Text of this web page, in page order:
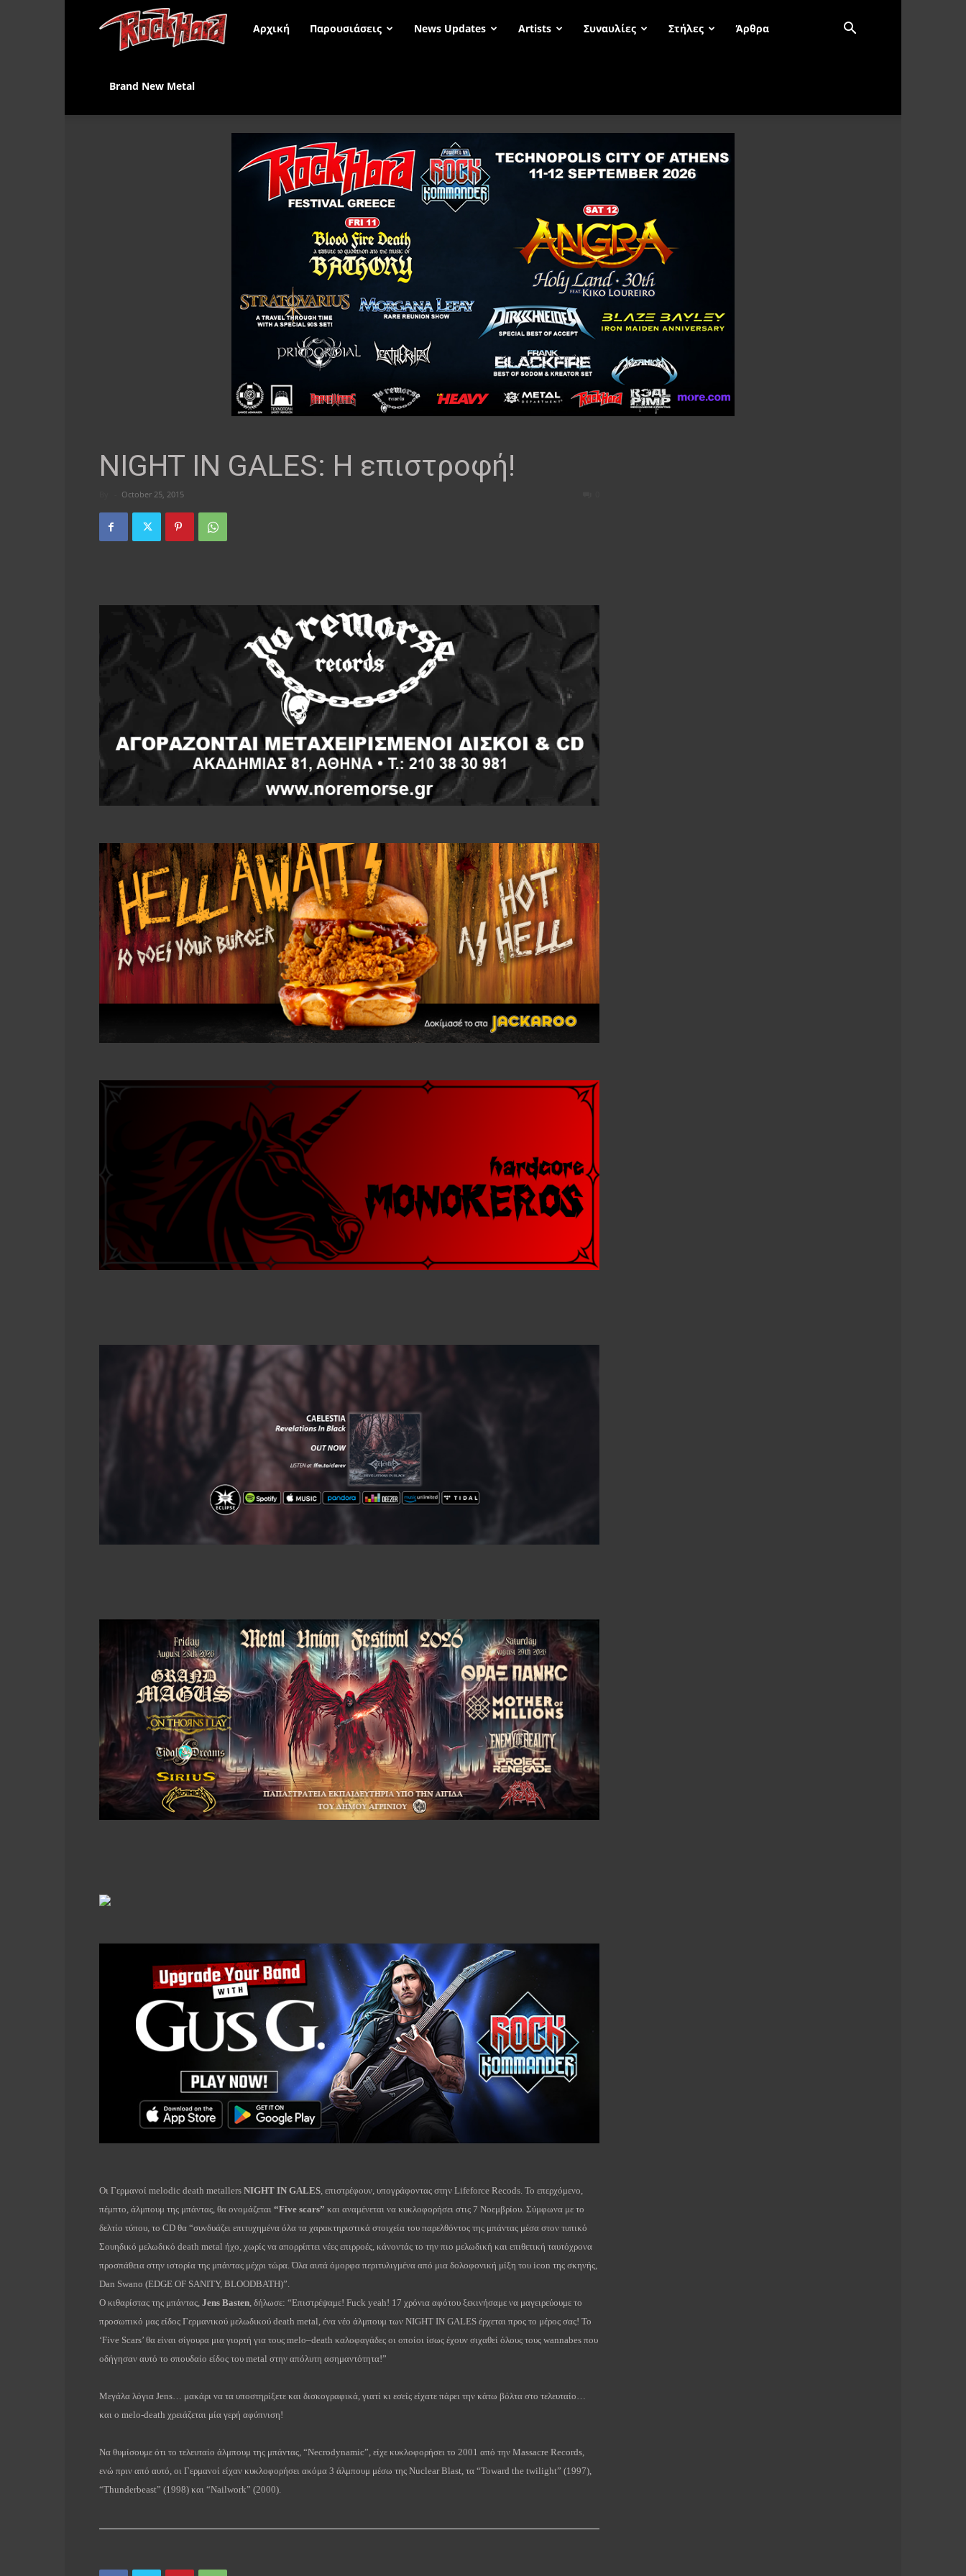
Rock
Αρχική Παρουσιάσεις News Updates Artists Συναυλίες Στήλες Άρθρα
Brand New Metal
NIGHT IN GALES: H επιστροφή!
October 25, 2015
Οι Γερμανοί melodic death metallers NIGHT IN GALES, επιστρέφουν, υπογράφοντας στην Lifeforce Recods. Το επερχόμενο,
πέμπτο, άλμπουμ της μπάντας, θα ονομάζεται “Five scars” και αναμένεται να κυκλοφορήσει στις 7 Νοεμβρίου. Σύμφωνα με το
δελτίο τύπου, το CD θα “συνδυάζει επιτυχημένα όλα τα χαρακτηριστικά στοιχεία του παρελθόντος της μπάντας μέσα στον τυπικό
Σουηδικό μελωδικό death metal ήχο, χωρίς να απορρίπτει νέες επιρροές, κάνοντάς το την πιο μελωδική και επιθετική ταυτόχρονα
προσπάθεια στην ιστορία της μπάντας μέχρι τώρα. Όλα αυτά όμορφα περιτυλιγμένα από μια δολοφονική μίξη του icon της σκηνής,
Dan Swano (EDGE OF SANITY, BLOODBATH)”.
O κιθαρίστας της μπάντας, Jens Basten, δήλωσε: “Επιστρέψαμε! Fuck yeah! 17 χρόνια αφότου ξεκινήσαμε να μαγειρεύουμε το
προσωπικό μας είδος Γερμανικού μελωδικού death metal, ένα νέο άλμπουμ των NIGHT IN GALES έρχεται προς το μέρος σας! Το
‘Five Scars’ θα είναι σίγουρα μια γιορτή για τους melo–death καλοφαγάδες οι οποίοι ίσως έχουν σιχαθεί όλους τους wannabes που
οδήγησαν αυτό το σπουδαίο είδος του metal στην απόλυτη ασημαντότητα!”
Μεγάλα λόγια Jens… μακάρι να τα υποστηρίξετε και δισκογραφικά, γιατί κι εσείς είχατε πάρει την κάτω βόλτα στο τελευταίο…
και ο melo-death χρειάζεται μία γερή αφύπνιση!
Να θυμίσουμε ότι το τελευταίο άλμπουμ της μπάντας, “Necrodynamic”, είχε κυκλοφορήσει το 2001 από την Massacre Records,
ενώ πριν από αυτό, οι Γερμανοί είχαν κυκλοφορήσει ακόμα 3 άλμπουμ μέσω της Nuclear Blast, τα “Toward the twilight” (1997),
“Thunderbeast” (1998) και “Nailwork” (2000).